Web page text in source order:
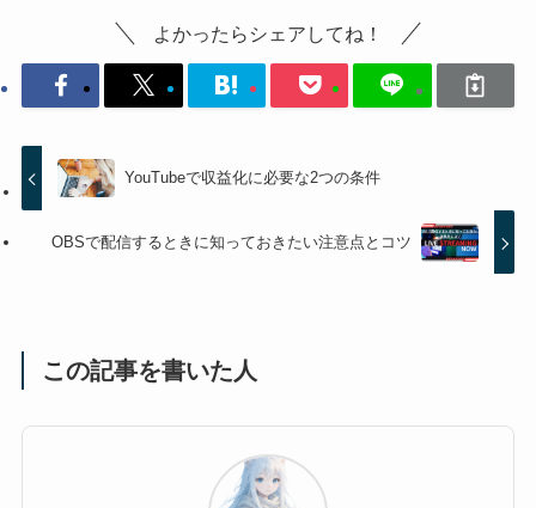
よかったらシェアしてね！
YouTubeで収益化に必要な2つの条件
OBSで配信するときに知っておきたい注意点とコツ
この記事を書いた人